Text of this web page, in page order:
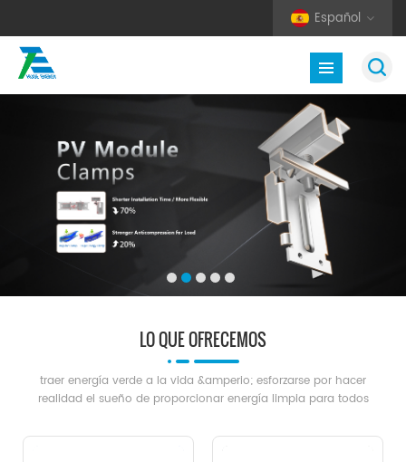
Español
LO QUE OFRECEMOS
traer energía verde a la vida &amperio; esforzarse por hacer
realidad el sueño de proporcionar energía limpia para todos